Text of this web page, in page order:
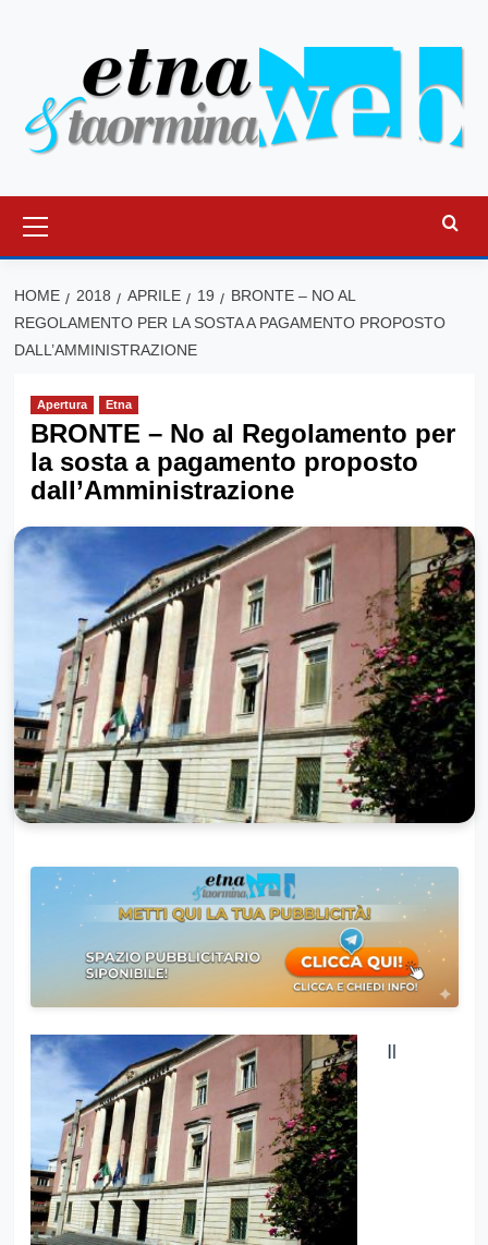
principale
HOME 2018 APRILE 19
BRONTE – NO AL
REGOLAMENTO PER LA SOSTA A PAGAMENTO PROPOSTO
DALL’AMMINISTRAZIONE
Apertura Etna
BRONTE – No al Regolamento per
la sosta a pagamento proposto
dall’Amministrazione
Il